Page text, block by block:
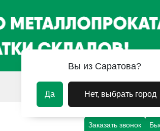
+7
Заказать звонок
Вы из Саратова?
Да Нет, выбрать город